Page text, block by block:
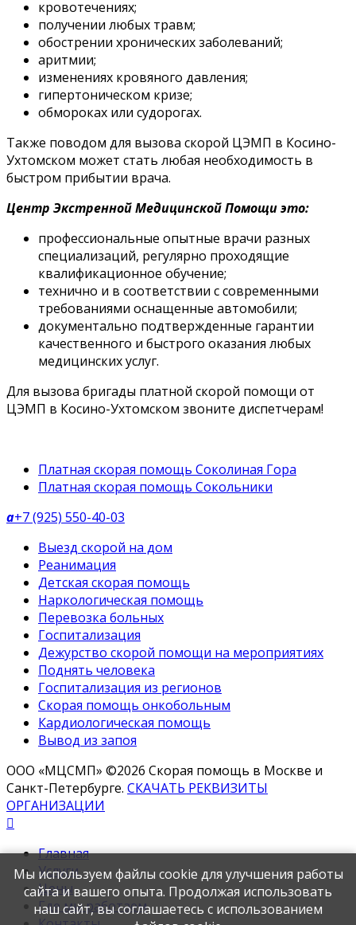
Мы используем файлы cookie для улучшения работы
сайта и вашего опыта. Продолжая использовать
наш сайт, вы соглашаетесь с использованием
кровотечениях;
получении любых травм;
обострении хронических заболеваний;
аритмии;
изменениях кровяного давления;
гипертоническом кризе;
обмороках или судорогах.
Также поводом для вызова скорой ЦЭМП в Косино-
Ухтомском может стать любая необходимость в
быстром прибытии врача.
Центр Экстренной Медицинской Помощи это:
профессиональные опытные врачи разных
специализаций, регулярно проходящие
квалификационное обучение;
технично и в соответствии с современными
требованиями оснащенные автомобили;
документально подтвержденные гарантии
качественного и быстрого оказания любых
медицинских услуг.
Для вызова бригады платной скорой помощи от
ЦЭМП в Косино-Ухтомском звоните диспетчерам!
Платная скорая помощь Соколиная Гора
Платная скорая помощь Сокольники
a+7 (925) 550-40-03
Выезд скорой на дом
Реанимация
Детская скорая помощь
Наркологическая помощь
Перевозка больных
Госпитализация
Дежурство скорой помощи на мероприятиях
Поднять человека
Госпитализация из регионов
Скорая помощь онкобольным
Кардиологическая помощь
Вывод из запоя
ООО «МЦСМП» ©2026 Скорая помощь в Москве и
Санкт-Петербурге. СКАЧАТЬ РЕКВИЗИТЫ
ОРГАНИЗАЦИИ
Главная
Услуги
Цены
Где мы работаем